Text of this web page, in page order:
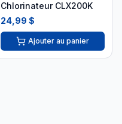
Chlorinateur CLX200K
24,99 $
Ajouter au panier